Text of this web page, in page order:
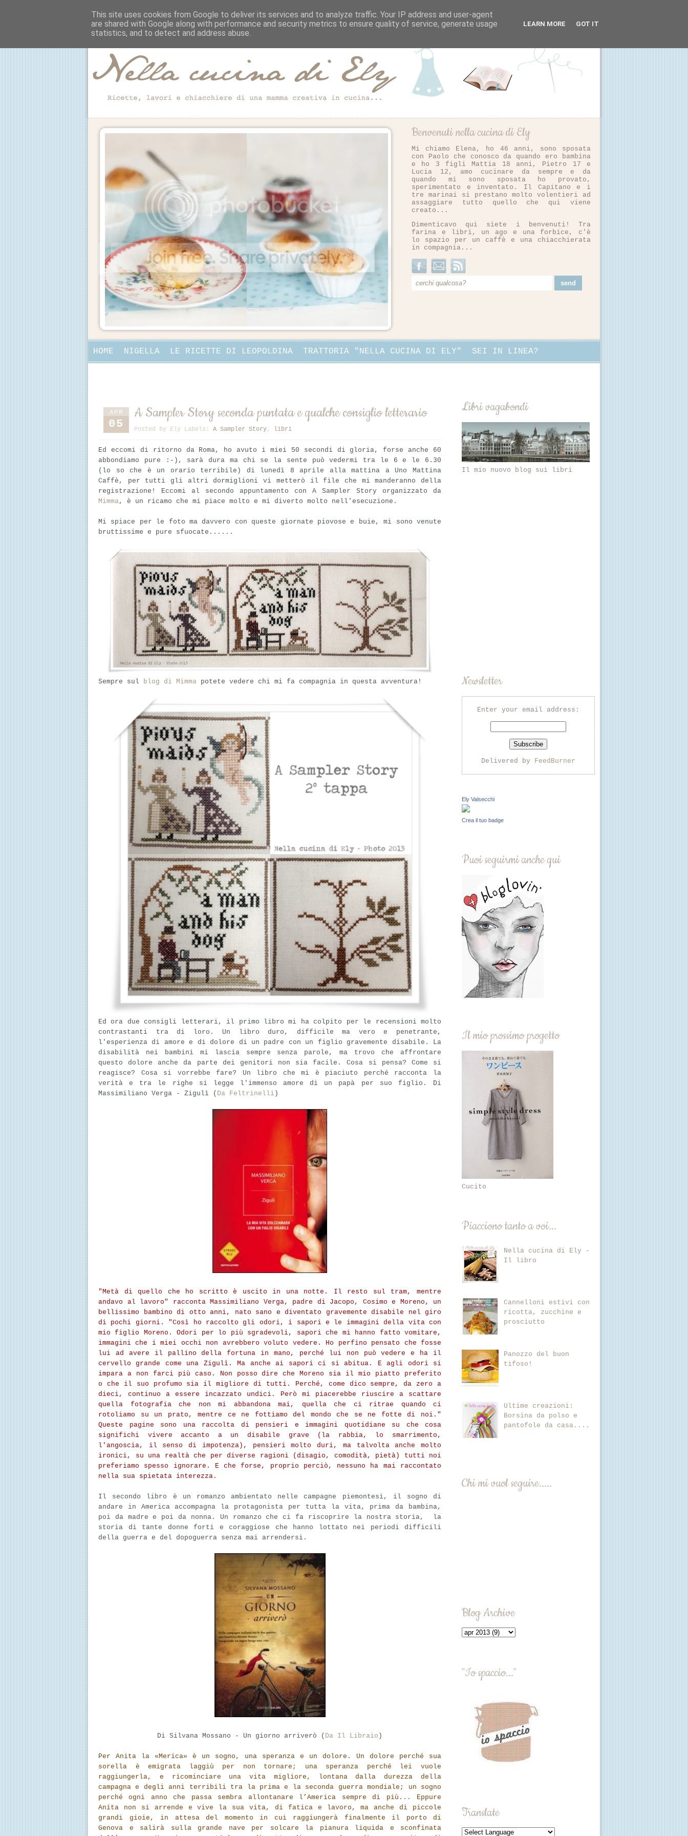
Benvenuti nella cucina di Ely
Mi chiamo Elena, ho 46 anni, sono sposata
con Paolo che conosco da quando ero bambina
e ho 3 figli Mattia 18 anni, Pietro 17 e
Lucia 12, amo cucinare da sempre e da
quando mi sono sposata ho provato,
sperimentato e inventato. Il Capitano e i
tre marinai si prestano molto volentieri ad
assaggiare tutto quello che qui viene
creato...
Dimenticavo qui siete i benvenuti! Tra
farina e libri, un ago e una forbice, c'è
lo spazio per un caffè e una chiacchierata
in compagnia...
HOME NIGELLA LE RICETTE DI LEOPOLDINA TRATTORIA "NELLA CUCINA DI ELY" SEI IN LINEA?
APR
05
A Sampler Story seconda puntata e qualche consiglio letterario
Posted by Ely Labels: A Sampler Story, libri
Ed eccomi di ritorno da Roma, ho avuto i miei 50 secondi di gloria, forse anche 60
abbondiamo pure :-), sarà dura ma chi se la sente può vedermi tra le 6 e le 6.30
(lo so che è un orario terribile) di lunedì 8 aprile alla mattina a Uno Mattina
Caffè, per tutti gli altri dormiglioni vi metterò il file che mi manderanno della
registrazione! Eccomi al secondo appuntamento con A Sampler Story organizzato da
Mimma, è un ricamo che mi piace molto e mi diverto molto nell'esecuzione.
Mi spiace per le foto ma davvero con queste giornate piovose e buie, mi sono venute
bruttissime e pure sfuocate......
Sempre sul blog di Mimma potete vedere chi mi fa compagnia in questa avventura!
Ed ora due consigli letterari, il primo libro mi ha colpito per le recensioni molto
contrastanti tra di loro. Un libro duro, difficile ma vero e penetrante,
l'esperienza di amore e di dolore di un padre con un figlio gravemente disabile. La
disabilità nei bambini mi lascia sempre senza parole, ma trovo che affrontare
questo dolore anche da parte dei genitori non sia facile. Cosa si pensa? Come si
reagisce? Cosa si vorrebbe fare? Un libro che mi è piaciuto perché racconta la
verità e tra le righe si legge l'immenso amore di un papà per suo figlio. Di
Massimiliano Verga - Zigulì ( Da Feltrinelli )
"Metà di quello che ho scritto è uscito in una notte. Il resto sul tram, mentre
andavo al lavoro" racconta Massimiliano Verga, padre di Jacopo, Cosimo e Moreno, un
bellissimo bambino di otto anni, nato sano e diventato gravemente disabile nel giro
di pochi giorni. "Così ho raccolto gli odori, i sapori e le immagini della vita con
mio figlio Moreno. Odori per lo più sgradevoli, sapori che mi hanno fatto vomitare,
immagini che i miei occhi non avrebbero voluto vedere. Ho perfino pensato che fosse
lui ad avere il pallino della fortuna in mano, perché lui non può vedere e ha il
cervello grande come una Zigulì. Ma anche ai sapori ci si abitua. E agli odori si
impara a non farci più caso. Non posso dire che Moreno sia il mio piatto preferito
o che il suo profumo sia il migliore di tutti. Perché, come dico sempre, da zero a
dieci, continuo a essere incazzato undici. Però mi piacerebbe riuscire a scattare
quella fotografia che non mi abbandona mai, quella che ci ritrae quando ci
rotoliamo su un prato, mentre ce ne fottiamo del mondo che se ne fotte di noi."
Queste pagine sono una raccolta di pensieri e immagini quotidiane su che cosa
significhi vivere accanto a un disabile grave (la rabbia, lo smarrimento,
l'angoscia, il senso di impotenza), pensieri molto duri, ma talvolta anche molto
ironici, su una realtà che per diverse ragioni (disagio, comodità, pietà) tutti noi
preferiamo spesso ignorare. E che forse, proprio perciò, nessuno ha mai raccontato
nella sua spietata interezza.
Il secondo libro è un romanzo ambientato nelle campagne piemontesi, il sogno di
andare in America accompagna la protagonista per tutta la vita, prima da bambina,
poi da madre e poi da nonna. Un romanzo che ci fa riscoprire la nostra storia, la
storia di tante donne forti e coraggiose che hanno lottato nei periodi difficili
della guerra e del dopoguerra senza mai arrendersi.
Di Silvana Mossano - Un giorno arriverò ( Da Il Libraio )
Per Anita la «Merica» è un sogno, una speranza e un dolore. Un dolore perché sua
sorella è emigrata laggiù per non tornare; una speranza perché lei vuole
raggiungerla, e ricominciare una vita migliore, lontana dalla durezza della
campagna e degli anni terribili tra la prima e la seconda guerra mondiale; un sogno
perché ogni anno che passa sembra allontanare l’America sempre di più... Eppure
Anita non si arrende e vive la sua vita, di fatica e lavoro, ma anche di piccole
grandi gioie, in attesa del momento in cui raggiungerà finalmente il porto di
Genova e salirà sulla grande nave per solcare la pianura liquida e sconfinata
Libri vagabondi
Il mio nuovo blog sui libri
Newsletter
Enter your email address:
Delivered by FeedBurner
Ely Valsecchi
Crea il tuo badge
Puoi seguirmi anche qui
Il mio prossimo progetto
Cucito
Piacciono tanto a voi...
Nella cucina di Ely -
Il libro
Cannelloni estivi con
ricotta, zucchine e
prosciutto
Panozzo del buon
tifoso!
Ultime creazioni:
Borsina da polso e
pantofole da casa....
Chi mi vuol seguire.....
Blog Archive
"Io spaccio..."
Translate
This site uses cookies from Google to deliver its services and to analyze traffic. Your IP address and user-agent
are shared with Google along with performance and security metrics to ensure quality of service, generate usage
statistics, and to detect and address abuse.
LEARN MORE GOT IT